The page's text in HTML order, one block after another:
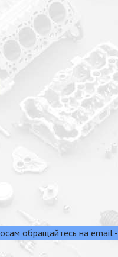
обращайтесь на email -